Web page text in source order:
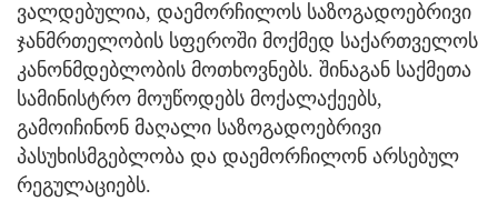
ვალდებულია, დაემორჩილოს საზოგადოებრივი
ჯანმრთელობის სფეროში მოქმედ საქართველოს
კანონმდებლობის მოთხოვნებს. შინაგან საქმეთა
სამინისტრო მოუწოდებს მოქალაქეებს,
გამოიჩინონ მაღალი საზოგადოებრივი
პასუხისმგებლობა და დაემორჩილონ არსებულ
რეგულაციებს.